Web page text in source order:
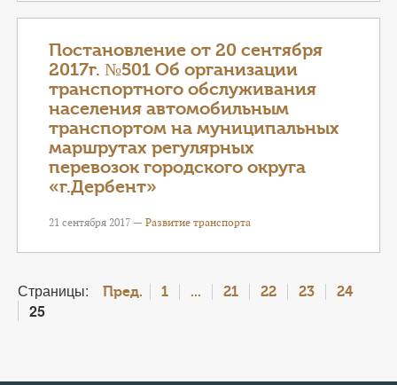
Постановление от 20 сентября
2017г. №501 Об организации
транспортного обслуживания
населения автомобильным
транспортом на муниципальных
маршрутах регулярных
перевозок городского округа
«г.Дербент»
21 сентября 2017 — Развитие транспорта
Страницы: Пред. 1 ... 21 22 23 24
25